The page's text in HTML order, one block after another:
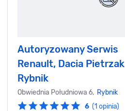
Autoryzowany Serwis
Renault, Dacia Pietrzak
Rybnik
Obwiednia Południowa 6, Rybnik
6 (1 opinia)